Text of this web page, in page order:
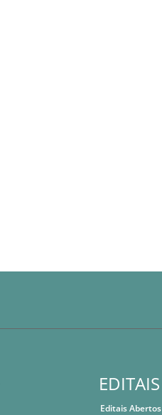
EDITAIS
Editais Abertos